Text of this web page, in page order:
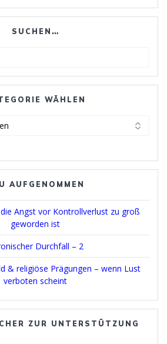
SUCHEN…
WÄHLEN
AUFGENOMMEN
Angst vor Kontrollverlust zu groß
geworden ist
Durchfall – 2
& religiöse Prägungen – wenn Lust
verboten scheint
ZUR UNTERSTÜTZUNG